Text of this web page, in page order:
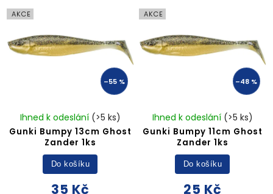
AKCE
–55 %
Gunki Bumpy 13cm Ghost
Zander 1ks
Ihned k odeslání (>5 ks)
35 Kč
Do košíku
AKCE
–48 %
Gunki Bumpy 11cm Ghost
Zander 1ks
Ihned k odeslání (>5 ks)
25 Kč
Do košíku